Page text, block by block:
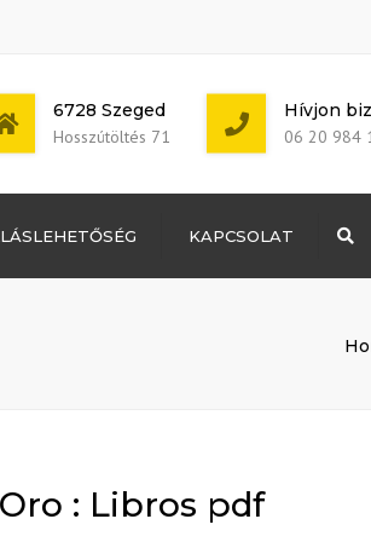
Mon - Sat: 7:00 -
+ 386
6728 Szeged
Hosszútöltés 71
Hívjon
06 20 984
KAPCSOLAT
: Libros pdf